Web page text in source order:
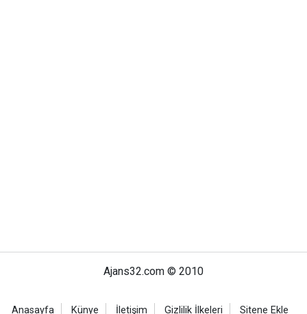
Ajans32.com © 2010
Anasayfa Künye İletişim Gizlilik İlkeleri Sitene Ekle